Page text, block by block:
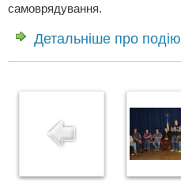
самоврядування.
Детальніше про подію